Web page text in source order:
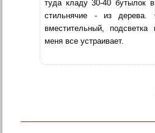
туда кладу 30-40 бутылок
стильнячие - из
вместительный, подсветка
меня все устраивает.